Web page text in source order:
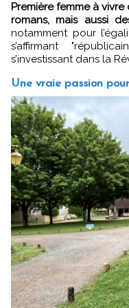
Première femme à
romans, mais aussi
notamment pour
s’affirmant
s’investissant dans la
Une vraie passion